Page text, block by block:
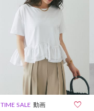
TIME SALE 動画 